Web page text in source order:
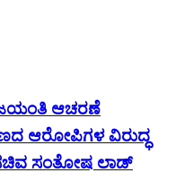
ಆಚರಣೆ
ಆರೋಪಿಗಳ ವಿರುದ್ಧ
ಸಚಿವ ಸಂತೋಷ ಲಾಡ್